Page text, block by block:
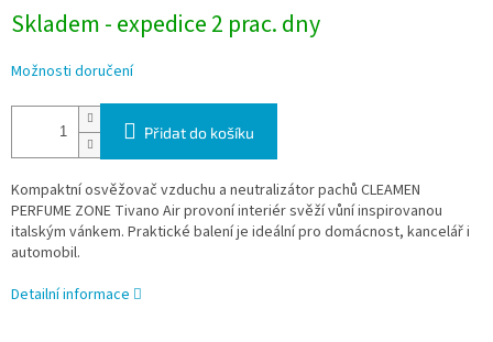
Skladem - expedice 2 prac. dny
Možnosti doručení
Přidat do košíku
Kompaktní osvěžovač vzduchu a neutralizátor pachů CLEAMEN
PERFUME ZONE Tivano Air provoní interiér svěží vůní inspirovanou
italským vánkem. Praktické balení je ideální pro domácnost, kancelář i
automobil.
Detailní informace